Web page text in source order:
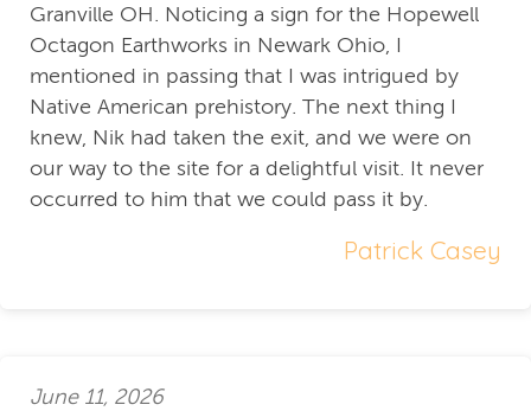
Granville OH. Noticing a sign for the Hopewell
Octagon Earthworks in Newark Ohio, I
mentioned in passing that I was intrigued by
Native American prehistory. The next thing I
knew, Nik had taken the exit, and we were on
our way to the site for a delightful visit. It never
occurred to him that we could pass it by.
Patrick Casey
June 11, 2026